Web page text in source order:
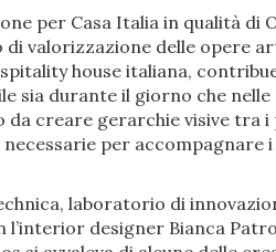
per Casa Italia in qualità di
di valorizzazione delle opere
house italiana,
sia durante il giorno che
da creare gerarchie visive tra
per accompagnare
laboratorio di
designer Bianca